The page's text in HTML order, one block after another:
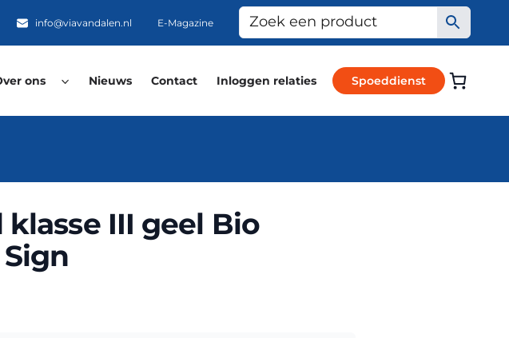
info@viavandalen.nl E-Magazine
ons Nieuws Contact Inloggen relaties Spoeddienst
III geel Bio